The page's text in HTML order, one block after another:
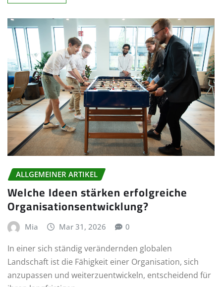
ALLGEMEINER ARTIKEL
Welche Ideen stärken erfolgreiche
Organisationsentwicklung?
Mia Mar 31, 2026 0
In einer sich ständig verändernden globalen
Landschaft ist die Fähigkeit einer Organisation, sich
anzupassen und weiterzuentwickeln, entscheidend für